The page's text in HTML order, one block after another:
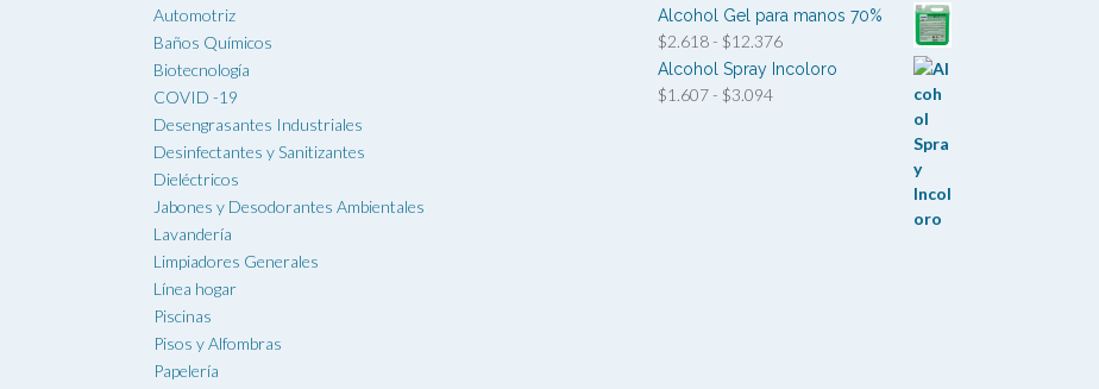
Automotriz
Baños Químicos
Biotecnología
COVID -19
Desengrasantes Industriales
Desinfectantes y Sanitizantes
Dieléctricos
Jabones y Desodorantes Ambientales
Lavandería
Limpiadores Generales
Línea hogar
Piscinas
Pisos y Alfombras
Papelería
de
desde
Alcohol Gel para manos 70%
$2.618 - $12.376Rango
de
Alcohol Spray Incoloro
$1.607 - $3.094Rango